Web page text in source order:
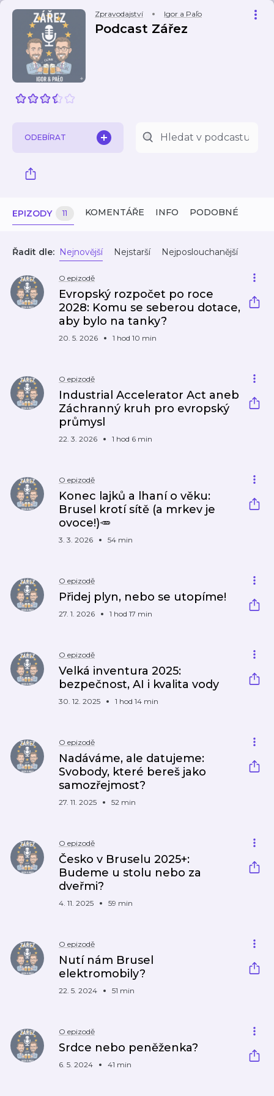
Zpravodajství Igor a Paľo
Podcast Zářez
ODEBÍRAT
EPIZODY 11 KOMENTÁŘE INFO PODOBNÉ
Řadit dle: Nejnovější Nejstarší Nejposlouchanější
O epizodě
Evropský rozpočet po roce
2028: Komu se seberou dotace,
aby bylo na tanky?
20. 5. 2026 1 hod 10 min
O epizodě
Industrial Accelerator Act aneb
Záchranný kruh pro evropský
průmysl
22. 3. 2026 1 hod 6 min
O epizodě
Konec lajků a lhaní o věku:
Brusel krotí sítě (a mrkev je
ovoce!)🥕
3. 3. 2026 54 min
O epizodě
Přidej plyn, nebo se utopíme!
27. 1. 2026 1 hod 17 min
O epizodě
Velká inventura 2025:
bezpečnost, AI i kvalita vody
30. 12. 2025 1 hod 14 min
O epizodě
Nadáváme, ale datujeme:
Svobody, které bereš jako
samozřejmost?
27. 11. 2025 52 min
O epizodě
Česko v Bruselu 2025+:
Budeme u stolu nebo za
dveřmi?
4. 11. 2025 59 min
O epizodě
Nutí nám Brusel
elektromobily?
22. 5. 2024 51 min
O epizodě
Srdce nebo peněženka?
6. 5. 2024 41 min